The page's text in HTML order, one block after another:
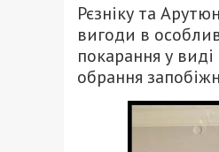
Рєзніку та
вигоди в
покарання у
обрання